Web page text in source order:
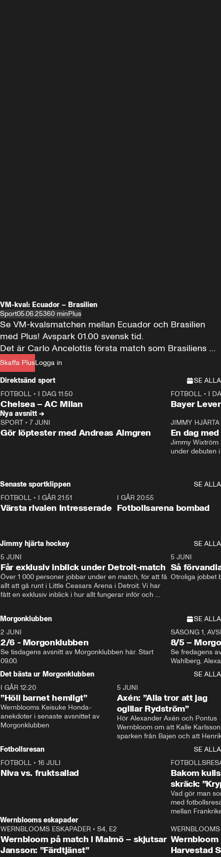
VM-kval: Ecuador – Brasilien
Sport05.06.25360 minPlus
Skaffa PlusLogga in
Se VM-kvalsmatchen mellan Ecuador och Brasilien
med Plus! Avspark 01.00 svensk tid.
Det är Carlo Ancelottis första match som Brasiliens
förbundskapten och många storstjärnor i lagen – det
vill ni inte missa!
Direktsänd sport
SE ALLA
Plus
FOTBOLL • I DAG 11:50
Chelsea – AC Milan
Plus
FOTBOLL• I
Bayer
Nya avsnitt →
SPORT • 7 JUNI
Gör löptester med Andreas Almgren
JIMMY
En dag
Jimmy
under debuten
Senaste sportklippen
SE ALLA
FOTBOLL • I GÅR 21:51
Värsta rivalen intresserade
I GÅR 20:55
Fotbollsarena bombad
Jimmy hjärta hockey
SE ALLA
5 JUNI
Får exklusiv inblick under Detroit-match
Över 1 000 personer jobbar under en match, för att få
allt att gå runt i Little Ceasars Arena i Detroit. Vi har
fått en exklusiv inblick i hur allt fungerar inför och
5 JUNI
Så
Otroliga jobbet
Morgonklubben
SE ALLA
2 JUNI
2/6 - Morgonklubben
Se tisdagens avsnitt av Morgonklubben här. Start
SÄSONG 1,
8/5 –
Se fredagens
Det bästa ur Morgonklubben
SE ALLA
I GÅR 12:20
”Höll barnet hemligt”
Wernblooms Keisuke Honda-
anekdoter i senaste avsnittet av
Morgonklubben
5 JUNI
Axén: ”Alla tror att jag
ogillar Rydström”
Hör Alexander Axén och Pontus
Wernbloom om att Kalle
sparken från Bajen och att
Fotbollsresan
SE ALLA
FOTBOLL • 16 JULI
Niva vs. fruktsallad
Bakom
skräck:
Vad gör man
med
Wernblooms eskapader
WERNBLOOMS ESKAPADER • S4, E2
Wernbloom på match i Malmö – skjutsar
Jansson: ”Färdtjänst”
Harvestad